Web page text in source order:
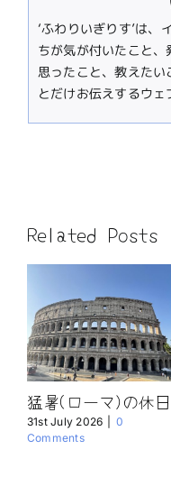
‘ふわりいぎりす’は、
ちが気が付いたこと、
思ったこと、教えた
とだけお伝えするウェ
Related Posts
猛暑(ローマ)の休日
31st July 2026
0
Comments